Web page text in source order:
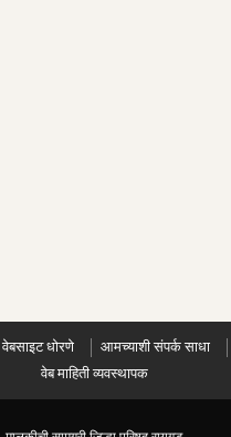
वेबसाइट धोरणे आमच्याशी संपर्क साधा
वेब माहिती व्यवस्थापक